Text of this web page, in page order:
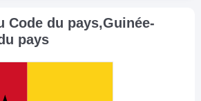
Code du pays,Guinée-
pays